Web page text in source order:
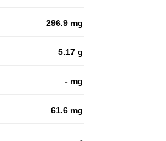
296.9 mg
5.17 g
- mg
61.6 mg